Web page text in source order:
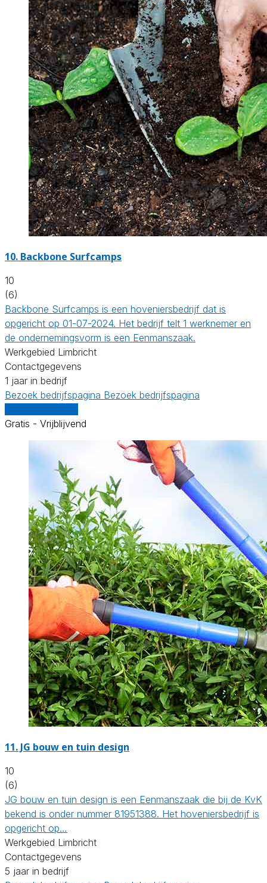
10. Backbone Surfcamps
10
(6)
Backbone Surfcamps is een hoveniersbedrijf dat is
opgericht op 01-07-2024. Het bedrijf telt 1 werknemer en
de ondernemingsvorm is een Eenmanszaak.
Werkgebied Limbricht
Contactgegevens
1 jaar in bedrijf
Bezoek bedrijfspagina Bezoek bedrijfspagina
Gratis - Vrijblijvend
11. JG bouw en tuin design
10
(6)
JG bouw en tuin design is een Eenmanszaak die bij de KvK
bekend is onder nummer 81951388. Het hoveniersbedrijf is
opgericht op…
Werkgebied Limbricht
Contactgegevens
5 jaar in bedrijf